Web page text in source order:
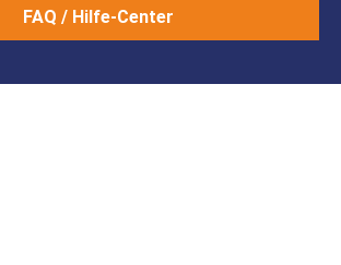
FAQ / Hilfe-Center